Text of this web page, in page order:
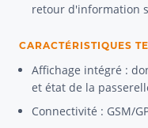
retour d'information
CARACTÉRISTIQUES
Affichage intégré :
et état de la
Connectivité : GSM/